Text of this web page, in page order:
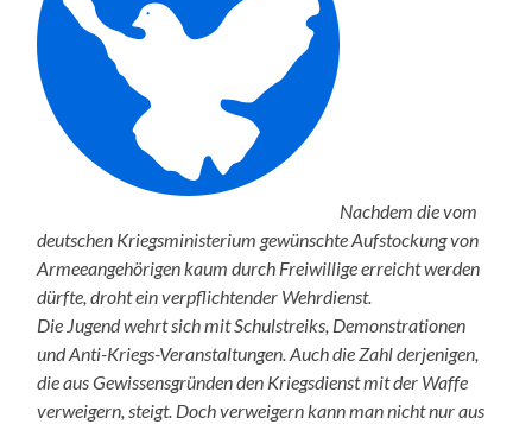
Nachdem die vom
deutschen Kriegsministerium gewünschte Aufstockung von
Armeeangehörigen kaum durch Freiwillige erreicht werden
dürfte, droht ein verpflichtender Wehrdienst.
Die Jugend wehrt sich mit Schulstreiks, Demonstrationen
und Anti-Kriegs-Veranstaltungen. Auch die Zahl derjenigen,
die aus Gewissensgründen den Kriegsdienst mit der Waffe
verweigern, steigt. Doch verweigern kann man nicht nur aus